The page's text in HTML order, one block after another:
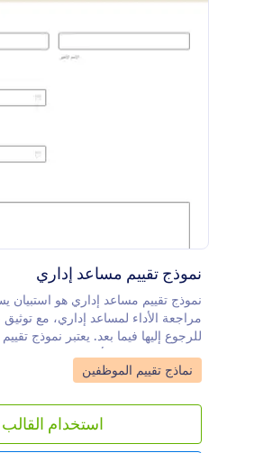
نموذج تقييم مساعد إداري
نموذج تقييم مساعد إداري هو استبيان
مراجعة الأداء لمساعد إداري، مع
للرجوع إليها فيما بعد. يعتبر نموذج
المجاني هذا مثاليًا لأي شركة صغيرة
إداري. بالإضافة إلى تخصيص الحقول
في تخصيص قالب النموذج هذا
والإفلات الخاصة بنا، بما في ذلك
الأسئلة لتتوافق بشكل أفضل مع
Go to Category:
نماذج تقييم الموظفين
استخدام القالب